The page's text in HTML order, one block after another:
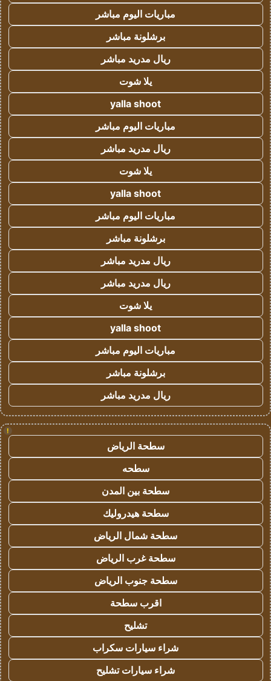
مباريات اليوم مباشر
برشلونة مباشر
ريال مدريد مباشر
يلا شوت
yalla shoot
مباريات اليوم مباشر
ريال مدريد مباشر
يلا شوت
yalla shoot
مباريات اليوم مباشر
برشلونة مباشر
ريال مدريد مباشر
ريال مدريد مباشر
يلا شوت
yalla shoot
مباريات اليوم مباشر
برشلونة مباشر
ريال مدريد مباشر
!
سطحة الرياض
سطحه
سطحة بين المدن
سطحة هيدروليك
سطحة شمال الرياض
سطحة غرب الرياض
سطحة جنوب الرياض
اقرب سطحة
تشليح
شراء سيارات سكراب
شراء سيارات تشليح